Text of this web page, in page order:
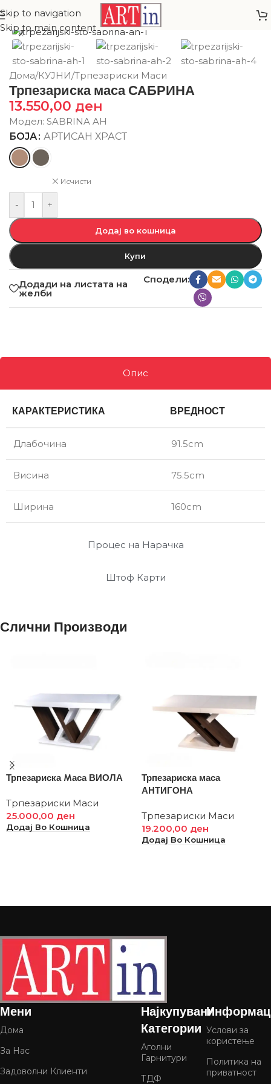
Skip to navigation
Skip to main content
Дома/КУЈНИ/Трпезариски Маси
Трпезариска маса САБРИНА
13.550,00 ден
Модел: SABRINA AH
БОЈА АРТИСАН ХРАСТ
Исчисти
- +
Додај во кошница
Купи
Додади на листата на
желби
Сподели:
Опис
Процес на Нарачка
Штоф Карти
КАРАКТЕРИСТИКА ВРЕДНОСТ
Длабочина 91.5cm
Висина 75.5cm
Ширина 160cm
Слични Производи
Трпезариска Mаса ВИОЛА
Трпезариски Маси
25.000,00 ден
Додај Во Кошница
Трпезариска маса
АНТИГОНА
Трпезариски Маси
19.200,00 ден
Додај Во Кошница
Мени
Дома
За Нас
Задоволни Клиенти
Најкупувани
Категории
Аголни
Гарнитури
ТДФ
Услови за
користење
Политика на
приватност